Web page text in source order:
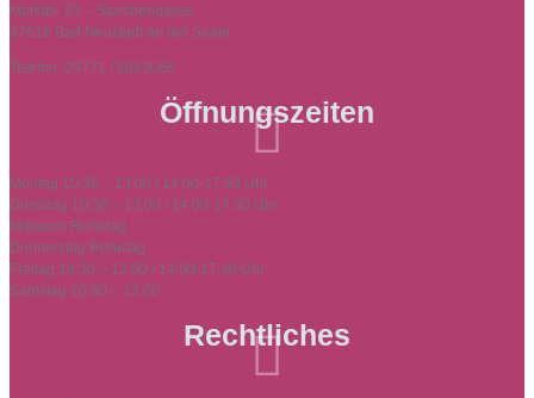
Marktpl. 23 – Storchengasse
97616 Bad Neustadt an der Saale
Telefon: 09771 / 6883066
Öffnungszeiten

Montag 10:30 – 13:00 / 14:00-17:30 Uhr
Dienstag 10:30 – 13:00 / 14:00-17:30 Uhr
Mittwoch Ruhetag
Donnerstag Ruhetag
Freitag 10:30 – 13:00 / 14:00-17:30 Uhr
Samstag 10:00 – 13:00
Rechtliches
